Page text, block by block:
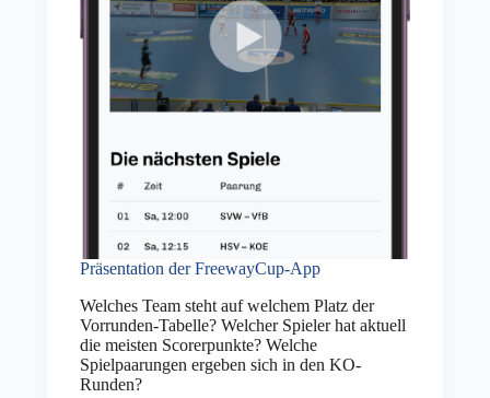
Präsentation der FreewayCup-App
Welches Team steht auf welchem Platz der
Vorrunden-Tabelle? Welcher Spieler hat aktuell
die meisten Scorerpunkte? Welche
Spielpaarungen ergeben sich in den KO-
Runden?